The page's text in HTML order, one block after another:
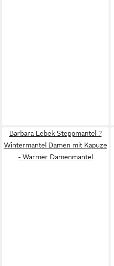
Barbara Lebek Steppmantel ?
Wintermantel Damen mit Kapuze
- Warmer Damenmantel